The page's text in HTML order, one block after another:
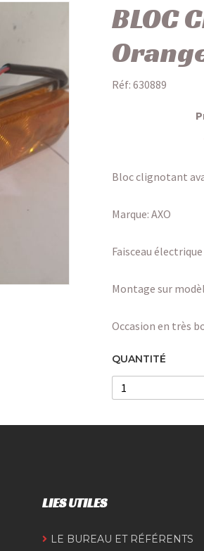
BLOC
Réf: 630889
Bloc clignotant
Marque: AXO
Faisceau
Montage sur
Occasion en très
QUANTITÉ
LIES UTILES
LE BUREAU ET RÉFÉRENTS